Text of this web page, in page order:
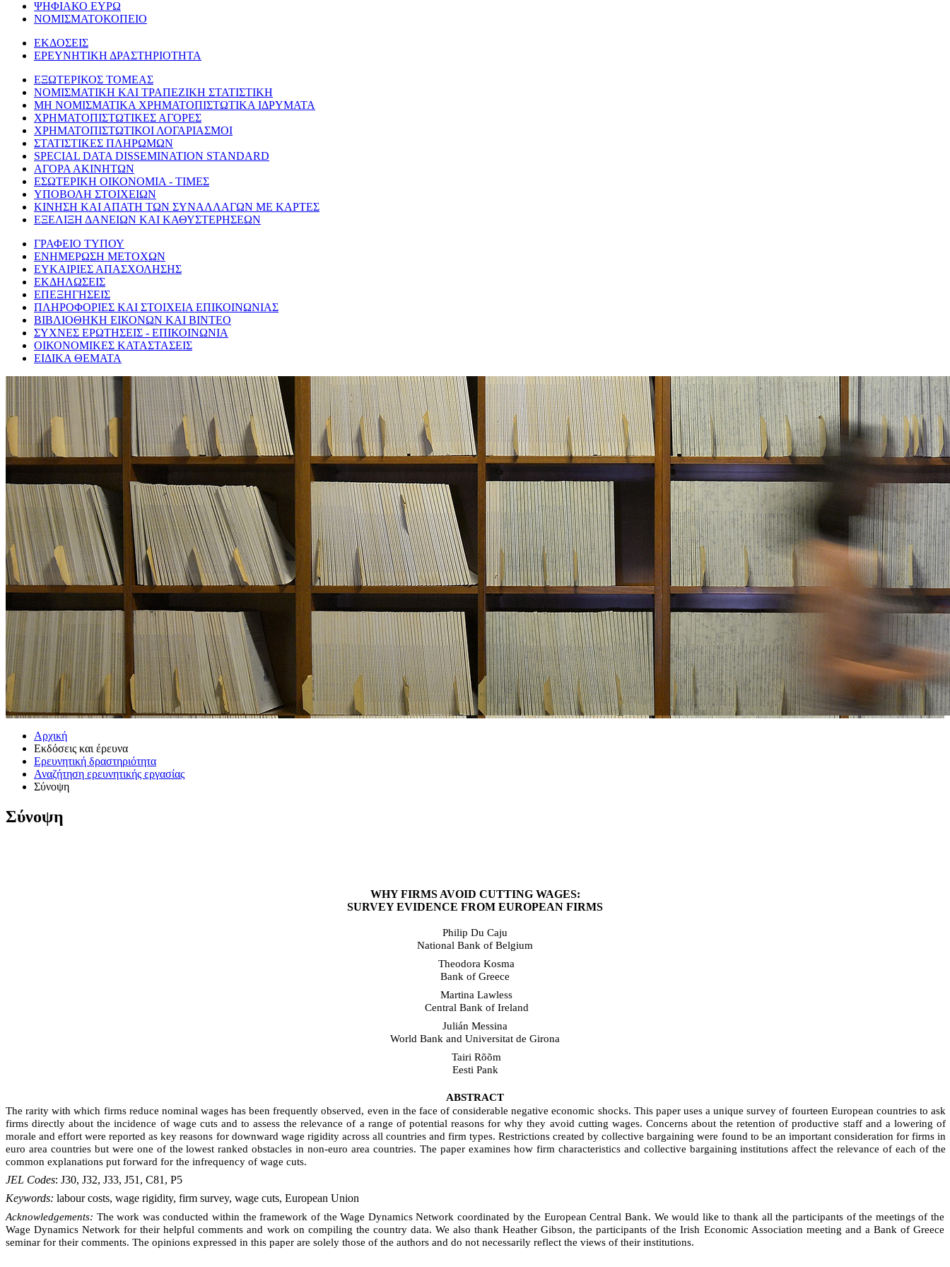
ΨΗΦΙΑΚΟ ΕΥΡΩ
ΝΟΜΙΣΜΑΤΟΚΟΠΕΙΟ
ΕΚΔΟΣΕΙΣ
ΕΡΕΥΝΗΤΙΚΗ ΔΡΑΣΤΗΡΙΟΤΗΤΑ
ΕΞΩΤΕΡΙΚΟΣ ΤΟΜΕΑΣ
ΝΟΜΙΣΜΑΤΙΚΗ ΚΑΙ ΤΡΑΠΕΖΙΚΗ ΣΤΑΤΙΣΤΙΚΗ
ΜΗ ΝΟΜΙΣΜΑΤΙΚΑ ΧΡΗΜΑΤΟΠΙΣΤΩΤΙΚΑ ΙΔΡΥΜΑΤΑ
ΧΡΗΜΑΤΟΠΙΣΤΩΤΙΚΕΣ ΑΓΟΡΕΣ
ΧΡΗΜΑΤΟΠΙΣΤΩΤΙΚΟΙ ΛΟΓΑΡΙΑΣΜΟΙ
ΣΤΑΤΙΣΤΙΚΕΣ ΠΛΗΡΩΜΩΝ
SPECIAL DATA DISSEMINATION STANDARD
ΑΓΟΡΑ ΑΚΙΝΗΤΩΝ
ΕΣΩΤΕΡΙΚΗ ΟΙΚΟΝΟΜΙΑ - ΤΙΜΕΣ
ΥΠΟΒΟΛΗ ΣΤΟΙΧΕΙΩΝ
ΚΙΝΗΣΗ ΚΑΙ ΑΠΑΤΗ ΤΩΝ ΣΥΝΑΛΛΑΓΩΝ ΜΕ ΚΑΡΤΕΣ
ΕΞΕΛΙΞΗ ΔΑΝΕΙΩΝ ΚΑΙ ΚΑΘΥΣΤΕΡΗΣΕΩΝ
ΓΡΑΦΕΙΟ ΤΥΠΟΥ
ΕΝΗΜΕΡΩΣΗ ΜΕΤΟΧΩΝ
ΕΥΚΑΙΡΙΕΣ ΑΠΑΣΧΟΛΗΣΗΣ
ΕΚΔΗΛΩΣΕΙΣ
ΕΠΕΞΗΓΗΣΕΙΣ
ΠΛΗΡΟΦΟΡΙΕΣ ΚΑΙ ΣΤΟΙΧΕΙΑ ΕΠΙΚΟΙΝΩΝΙΑΣ
ΒΙΒΛΙΟΘΗΚΗ ΕΙΚΟΝΩΝ ΚΑΙ ΒΙΝΤΕΟ
ΣΥΧΝΕΣ ΕΡΩΤΗΣΕΙΣ - ΕΠΙΚΟΙΝΩΝΙΑ
ΟΙΚΟΝΟΜΙΚΕΣ ΚΑΤΑΣΤΑΣΕΙΣ
ΕΙΔΙΚΑ ΘΕΜΑΤΑ
Αρχική
Εκδόσεις και έρευνα
Ερευνητική δραστηριότητα
Αναζήτηση ερευνητικής εργασίας
Σύνοψη
Σύνοψη
WHY FIRMS AVOID CUTTING WAGES:
SURVEY EVIDENCE FROM EUROPEAN FIRMS
Philip Du Caju
National Bank of Belgium
Theodora Kosma
Bank of Greece
Martina Lawless
Central Bank of Ireland
Julián Messina
World Bank and Universitat de Girona
Tairi Rõõm
Eesti Pank
ABSTRACT
The rarity with which firms reduce nominal wages has been frequently observed, even in the face of considerable negative economic shocks. This paper uses a unique survey of fourteen European countries to ask
firms directly about the incidence of wage cuts and to assess the relevance of a range of potential reasons for why they avoid cutting wages. Concerns about the retention of productive staff and a lowering of
morale and effort were reported as key reasons for downward wage rigidity across all countries and firm types. Restrictions created by collective bargaining were found to be an important consideration for firms in
euro area countries but were one of the lowest ranked obstacles in non-euro area countries. The paper examines how firm characteristics and collective bargaining institutions affect the relevance of each of the
common explanations put forward for the infrequency of wage cuts.
JEL Codes: J30, J32, J33, J51, C81, P5
Keywords: labour costs, wage rigidity, firm survey, wage cuts, European Union
Acknowledgements: The work was conducted within the framework of the Wage Dynamics Network coordinated by the European Central Bank. We would like to thank all the participants of the meetings of the
Wage Dynamics Network for their helpful comments and work on compiling the country data. We also thank Heather Gibson, the participants of the Irish Economic Association meeting and a Bank of Greece
seminar for their comments. The opinions expressed in this paper are solely those of the authors and do not necessarily reflect the views of their institutions.